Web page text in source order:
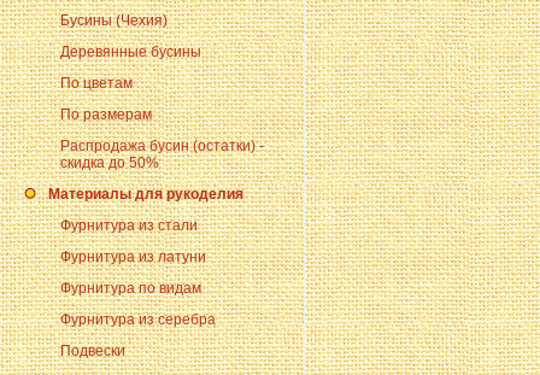
Бусины (Чехия)
Деревянные бусины
По цветам
По размерам
Распродажа бусин (остатки) -
скидка до 50%
Материалы для рукоделия
Фурнитура из стали
Фурнитура из латуни
Фурнитура по видам
Фурнитура из серебра
Подвески